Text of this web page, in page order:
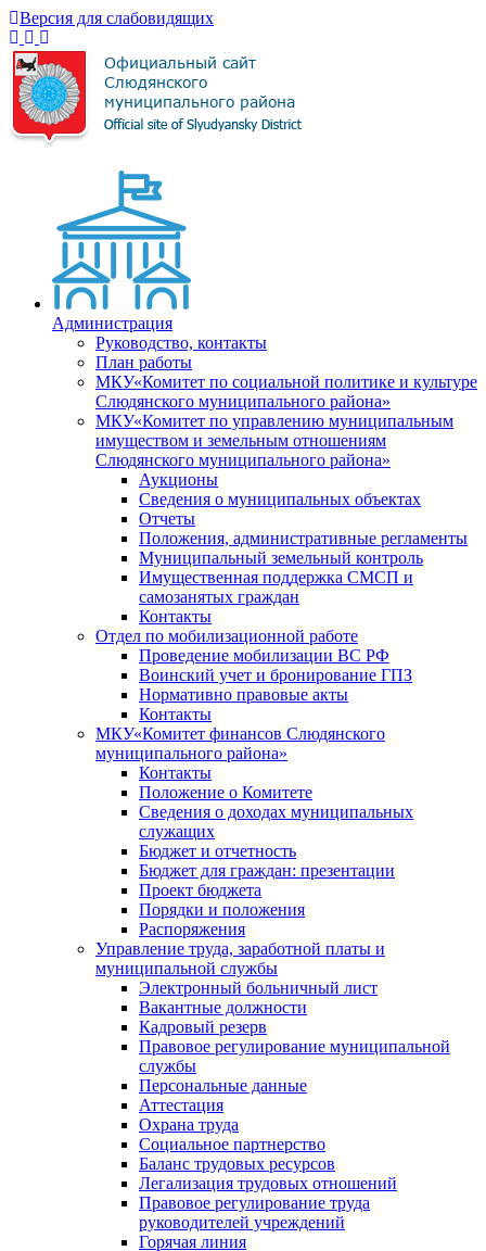
Версия для слабовидящих
Администрация
Руководство, контакты
План работы
МКУ«Комитет по социальной политике и культуре
Слюдянского муниципального района»
МКУ«Комитет по управлению муниципальным
имуществом и земельным отношениям
Слюдянского муниципального района»
Аукционы
Сведения о муниципальных объектах
Отчеты
Положения, административные регламенты
Муниципальный земельный контроль
Имущественная поддержка СМСП и
самозанятых граждан
Контакты
Отдел по мобилизационной работе
Проведение мобилизации ВС РФ
Воинский учет и бронирование ГПЗ
Нормативно правовые акты
Контакты
МКУ«Комитет финансов Слюдянского
муниципального района»
Контакты
Положение о Комитете
Сведения о доходах муниципальных
служащих
Бюджет и отчетность
Бюджет для граждан: презентации
Проект бюджета
Порядки и положения
Распоряжения
Управление труда, заработной платы и
муниципальной службы
Электронный больничный лист
Вакантные должности
Кадровый резерв
Правовое регулирование муниципальной
службы
Персональные данные
Аттестация
Охрана труда
Социальное партнерство
Баланс трудовых ресурсов
Легализация трудовых отношений
Правовое регулирование труда
руководителей учреждений
Горячая линия